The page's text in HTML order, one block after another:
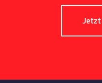
Jetzt